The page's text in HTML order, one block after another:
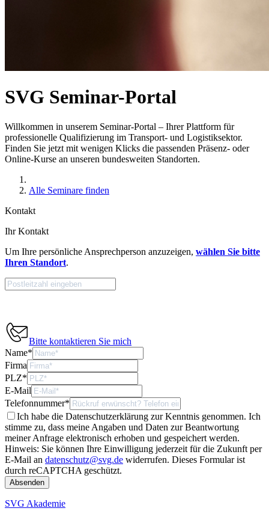
SVG Seminar-Portal
Willkommen in unserem Seminar-Portal – Ihrer Plattform für
professionelle Qualifizierung im Transport- und Logistiksektor.
Finden Sie jetzt mit wenigen Klicks die passenden Präsenz- oder
Online-Kurse an unseren bundesweiten Standorten.
Alle Seminare finden
Kontakt
Ihr Kontakt
Um Ihre persönliche Ansprechperson anzuzeigen, wählen Sie bitte
Ihren Standort.
Bitte kontaktieren Sie mich
Name*
Firma
PLZ*
E-Mail
Telefonnummer*
Ich habe die Datenschutzerklärung zur Kenntnis genommen. Ich
stimme zu, dass meine Angaben und Daten zur Beantwortung
meiner Anfrage elektronisch erhoben und gespeichert werden.
Hinweis: Sie können Ihre Einwilligung jederzeit für die Zukunft per
E-Mail an datenschutz@svg.de widerrufen. Dieses Formular ist
durch reCAPTCHA geschützt.
SVG Akademie